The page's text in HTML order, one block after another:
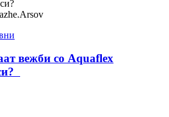
вежби со Aquaflex